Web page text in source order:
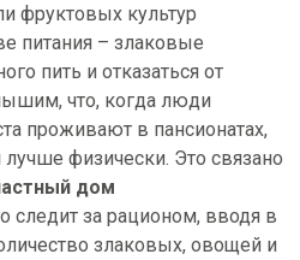
фруктовых культур
питания – злаковые
пить и отказаться от
что, когда люди
проживают в пансионатах,
физически. Это связано
дом
следит за рационом, вводя в
злаковых, овощей и